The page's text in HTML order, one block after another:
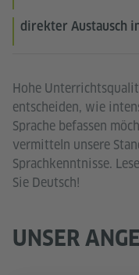
Hohe
entscheiden, wie
Sprache befassen
vermitteln unsere
Sprachkenntnisse.
Sie Deutsch!
direkter Austausch
UNSER